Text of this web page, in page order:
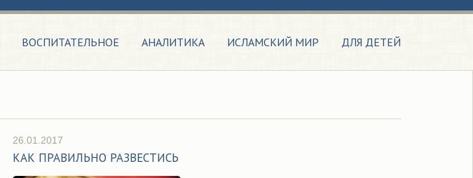
ВОСПИТАТЕЛЬНОЕ АНАЛИТИКА ИСЛАМСКИЙ МИР ДЛЯ ДЕТЕЙ
26.01.2017
КАК ПРАВИЛЬНО РАЗВЕСТИСЬ